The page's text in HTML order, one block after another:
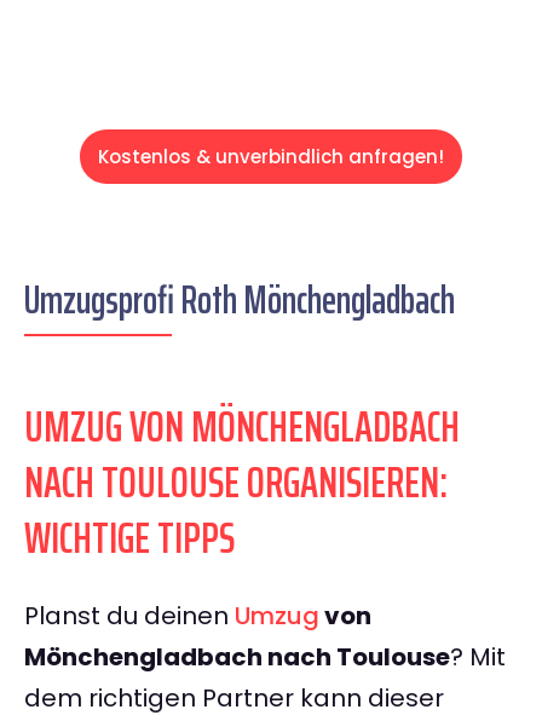
Kostenlos & unverbindlich anfragen!
Umzugsprofi Roth Mönchengladbach
UMZUG VON MÖNCHENGLADBACH
NACH TOULOUSE ORGANISIEREN:
WICHTIGE TIPPS
Planst du deinen Umzugvon
Mönchengladbach nach Toulouse? Mit
dem richtigen Partner kann dieser